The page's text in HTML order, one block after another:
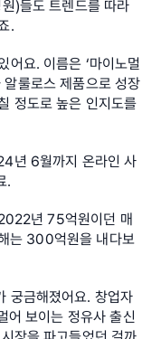
)들도 트렌드를 따라
.
어요. 이름은 ‘마이노멀
룰로스 제품으로 성장
정도로 높은 인지도를
년 6월까지 온라인 사
.
년 75억원이던 매
는 300억원을 내다보
궁금해졌어요. 창업자
어 보이는 정유사 출신